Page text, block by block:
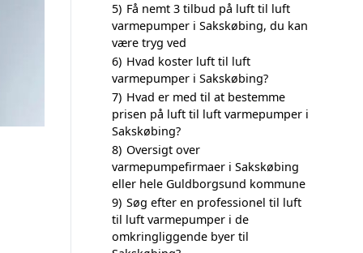
5) Få nemt 3 tilbud på luft til luft
varmepumper i Sakskøbing, du kan
være tryg ved
6) Hvad koster luft til luft
varmepumper i Sakskøbing?
7) Hvad er med til at bestemme
prisen på luft til luft varmepumper i
Sakskøbing?
8) Oversigt over
varmepumpefirmaer i Sakskøbing
eller hele Guldborgsund kommune
9) Søg efter en professionel til luft
til luft varmepumper i de
omkringliggende byer til